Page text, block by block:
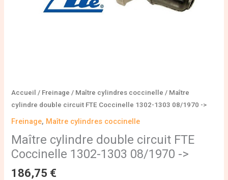
Accueil / Freinage / Maître cylindres coccinelle / Maître
cylindre double circuit FTE Coccinelle 1302-1303 08/1970 ->
Freinage, Maître cylindres coccinelle
Maître cylindre double circuit FTE
Coccinelle 1302-1303 08/1970 ->
186,75 €